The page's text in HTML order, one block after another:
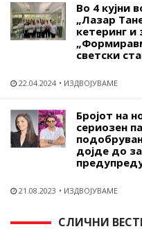
Во 4 кујни
„Лазар
кетеринг и
светски
22.04.2024 ИЗДВОЈУВАМЕ
Бројот на
сериозен
дојде до
21.08.2023 ИЗДВОЈУВАМЕ
СЛИЧНИ